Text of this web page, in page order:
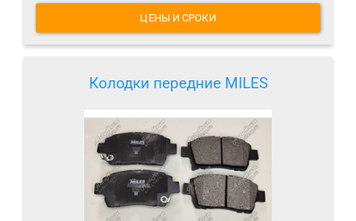
ЦЕНЫ И СРОКИ
Колодки передние MILES